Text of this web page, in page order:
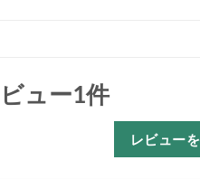
ュー1件
レビュー